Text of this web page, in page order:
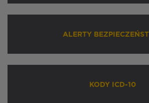
ALERTY
KODY ICD-10